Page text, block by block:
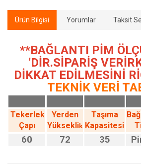
Ürün Bilgisi Yorumlar Taksit
**BAĞLANTI PİM
'DİR.SİPARİŞ
DİKKAT EDİLMESİNİ
TEKNİK VERİ
Tekerlek
Çapı
Yerden
Yükseklik
Taşıma
Kapasitesi
60 72 35